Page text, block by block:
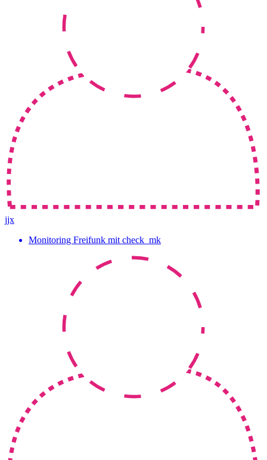
jjx
Monitoring Freifunk mit check_mk